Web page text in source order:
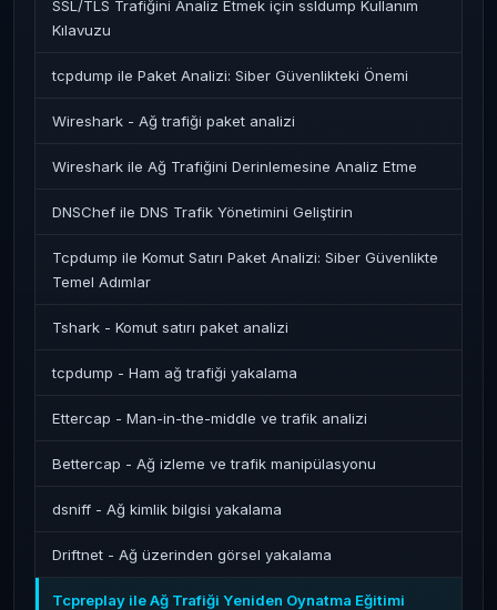
SSL/TLS Trafiğini Analiz Etmek için ssldump Kullanım
Kılavuzu
tcpdump ile Paket Analizi: Siber Güvenlikteki Önemi
Wireshark - Ağ trafiği paket analizi
Wireshark ile Ağ Trafiğini Derinlemesine Analiz Etme
DNSChef ile DNS Trafik Yönetimini Geliştirin
Tcpdump ile Komut Satırı Paket Analizi: Siber Güvenlikte
Temel Adımlar
Tshark - Komut satırı paket analizi
tcpdump - Ham ağ trafiği yakalama
Ettercap - Man-in-the-middle ve trafik analizi
Bettercap - Ağ izleme ve trafik manipülasyonu
dsniff - Ağ kimlik bilgisi yakalama
Driftnet - Ağ üzerinden görsel yakalama
Tcpreplay ile Ağ Trafiği Yeniden Oynatma Eğitimi